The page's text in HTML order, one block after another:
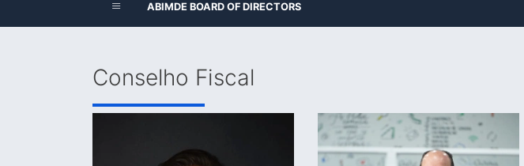
ABIMDE BOARD OF DIRECTORS
Conselho Fiscal